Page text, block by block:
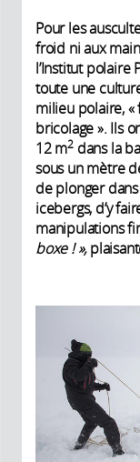
Pour les
froid ni aux
l’Institut polaire
toute une
milieu polaire, «
bricolage ». Ils
12 m2 dans la
sous un mètre
de plonger
icebergs, d’y
manipulations
boxe ! »,